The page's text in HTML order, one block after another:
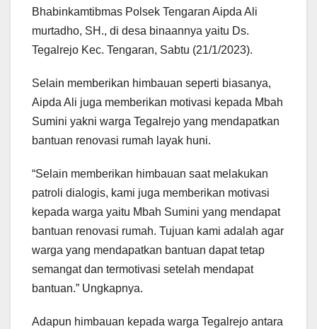
Bhabinkamtibmas Polsek Tengaran Aipda Ali
murtadho, SH., di desa binaannya yaitu Ds.
Tegalrejo Kec. Tengaran, Sabtu (21/1/2023).
Selain memberikan himbauan seperti biasanya,
Aipda Ali juga memberikan motivasi kepada Mbah
Sumini yakni warga Tegalrejo yang mendapatkan
bantuan renovasi rumah layak huni.
“Selain memberikan himbauan saat melakukan
patroli dialogis, kami juga memberikan motivasi
kepada warga yaitu Mbah Sumini yang mendapat
bantuan renovasi rumah. Tujuan kami adalah agar
warga yang mendapatkan bantuan dapat tetap
semangat dan termotivasi setelah mendapat
bantuan.” Ungkapnya.
Adapun himbauan kepada warga Tegalrejo antara